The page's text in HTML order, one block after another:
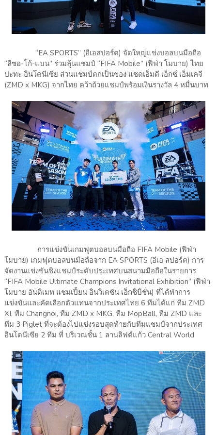
“EA SPORTS” (อีเอสปอร์ต) จัดใหญ่แข่งบอลบนมือถือ
“ลีซอ-โก้-แบน” ร่วมลุ้นแชมป์ “FIFA Mobile” (ฟีฟ่า โมบาย) ไทย
ปะทะ อินโดนีเซีย ส่วนแชมป์ตกเป็นของ แซดเอ็มดี เอ็กซ์ เอ็มเคจี
(ZMD x MKG) จากไทย คว้าถ้วยแชมป์พร้อมเงินรางวัล 4 หมื่นบาท
การแข่งขันเกมฟุตบอลบนมือถือ FIFA Mobile (ฟีฟ่า
โมบาย) เกมฟุตบอลบนมือถือจาก EA SPORTS (อีเอ สปอร์ต) การ
จัดงานแข่งขันชิงแชมป์ระดับประเทศบนสนามมือถือในรายการ
“FIFA Mobile Ultimate Champions Invitational Exhibition” (ฟีฟ่า
โมบาย อันติเมท แชมเปี้ยน อินวิเตชัน เอ็กซิบิชั่น) ที่ได้ทำการ
แข่งขันและคัดเลือกตัวแทนจากประเทศไทย 6 ทีมได้แก่ ทีม ZMD
XI, ทีม Changnoi, ทีม ZMD x MKG, ทีม MopBall, ทีม ZMD และ
ทีม 3 Piglet ที่จะต้องไปแข่งรอบสุดท้ายกับทีมแชมป์จากประเทศ
อินโดนีเซีย 2 ทีม ที่ บริเวณชั้น 1 ลานลิฟต์แก้ว Central World